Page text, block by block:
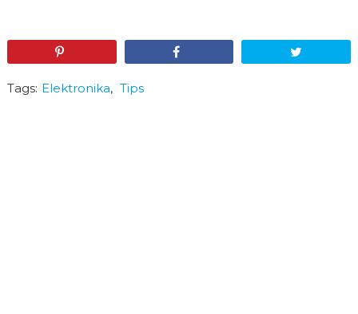
Tags: Elektronika, Tips